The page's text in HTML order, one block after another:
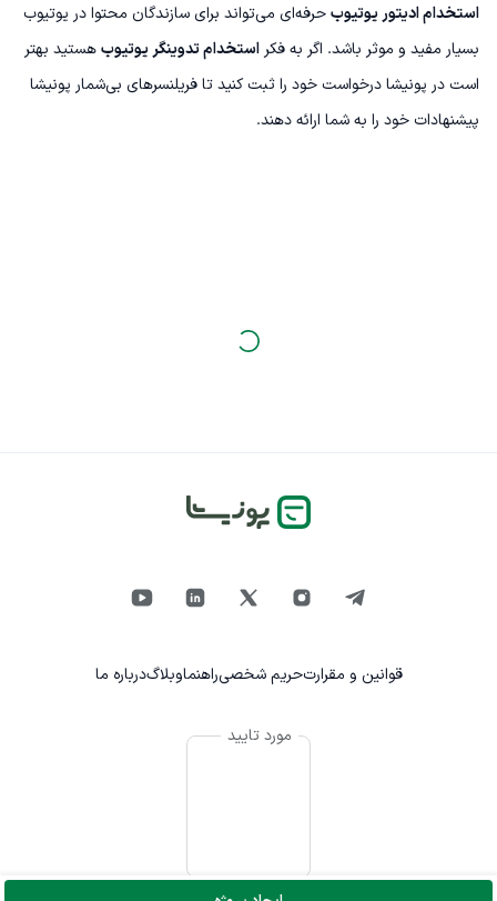
استخدام ادیتور یوتیوبحرفه‌ای می‌تواند برای سازندگان محتوا در یوتیوب
بسیار مفید و موثر باشد. اگر به فکر استخدام تدوینگر یوتیوبهستید بهتر
است در پونیشا درخواست خود را ثبت کنید تا فریلنسرهای بی‌شمار پونیشا
پیشنهادات خود را به شما ارائه دهند.
قوانین و مقرارتحریم شخصیراهنماوبلاگدرباره ما
مورد تایید